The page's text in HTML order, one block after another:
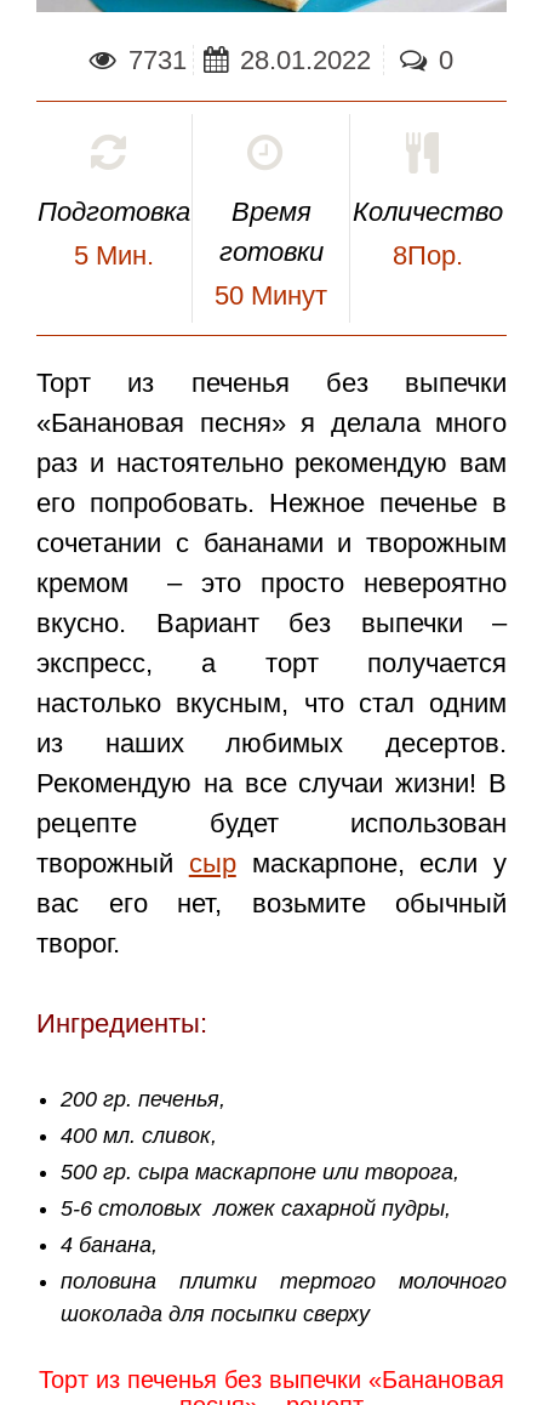
7731 28.01.2022 0
Подготовка
5 Мин.
Время
готовки
50 Минут
Количество
8Пор.
Торт из печенья без выпечки
«Банановая песня»я делала много
раз и настоятельно рекомендую вам
его попробовать. Нежное печенье в
сочетании с бананами и творожным
кремом – это просто невероятно
вкусно. Вариант без выпечки –
экспресс, а торт получается
настолько вкусным, что стал одним
из наших любимых десертов.
Рекомендую на все случаи жизни! В
рецепте будет использован
творожный сырмаскарпоне, если у
вас его нет, возьмите обычный
творог.
Ингредиенты:
200 гр. печенья,
400 мл. сливок,
500 гр. сыра маскарпоне или творога,
5-6 столовых ложек сахарной пудры,
4 банана,
половина плитки тертого молочного
шоколада для посыпки сверху
Торт из печенья без выпечки «Банановая